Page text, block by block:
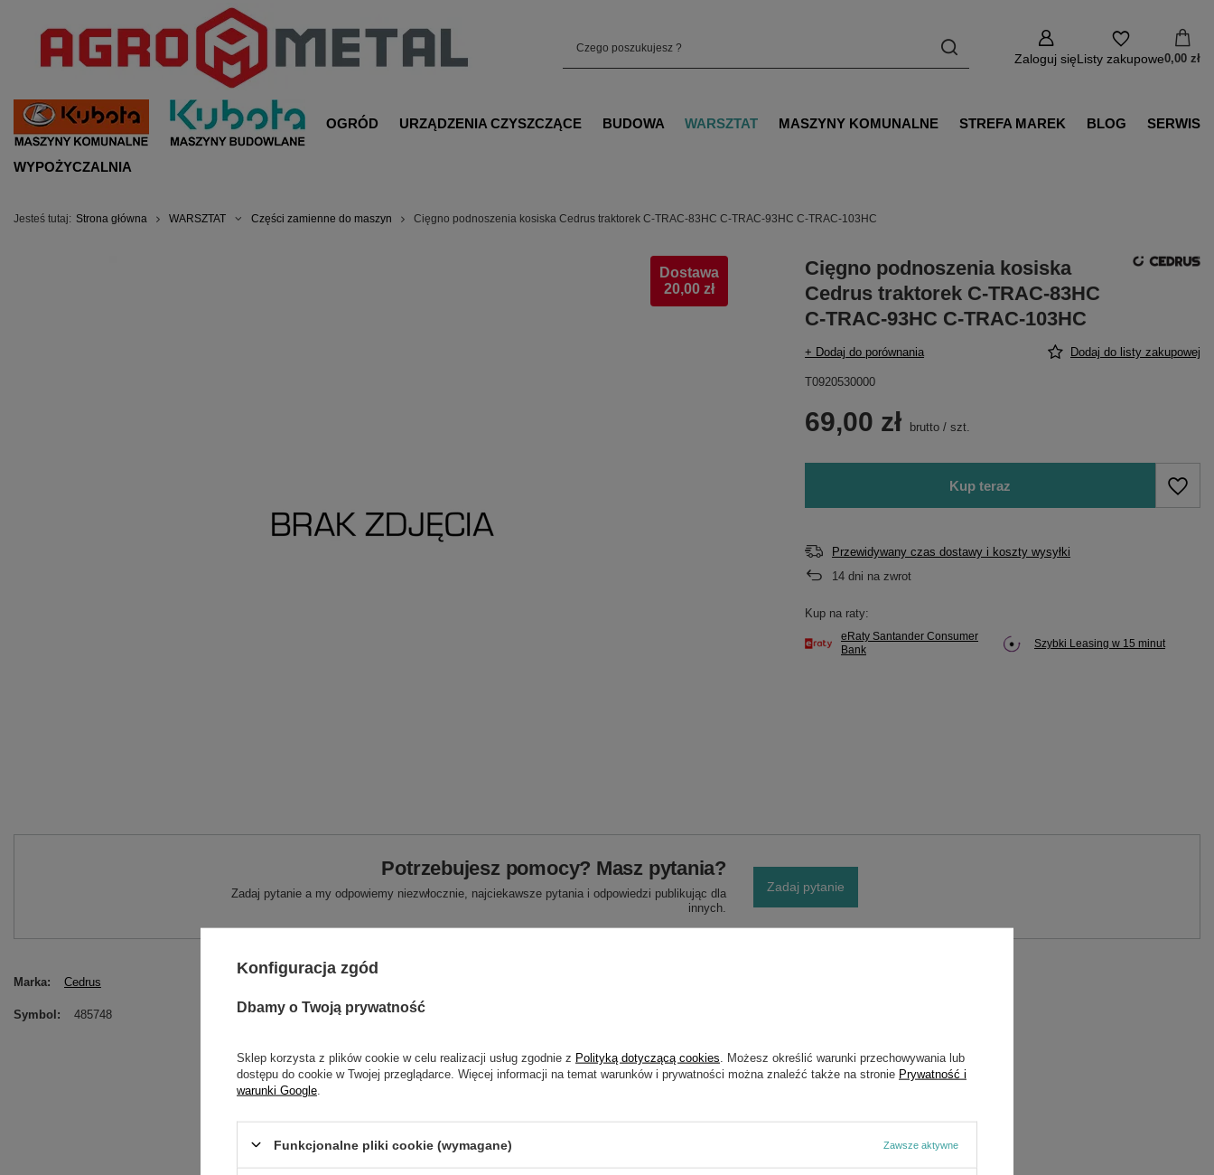
Zaloguj sięListy zakupowe0,00 zł
OGRÓD URZĄDZENIA CZYSZCZĄCE BUDOWA WARSZTAT MASZYNY KOMUNALNE STREFA MAREK BLOG SERWIS
WYPOŻYCZALNIA
Jesteś tutaj: Strona główna WARSZTAT Części zamienne do maszyn Cięgno podnoszenia kosiska Cedrus traktorek C-TRAC-83HC C-TRAC-93HC C-TRAC-103HC
Dostawa
20,00 zł
Cięgno podnoszenia kosiska
Cedrus traktorek C-TRAC-83HC
C-TRAC-93HC C-TRAC-103HC
+ Dodaj do porównania Dodaj do listy zakupowej
T0920530000
69,00 zł brutto /szt.
Kup teraz
Przewidywany czas dostawy i koszty wysyłki
14 dni na zwrot
Kup na raty:
eRaty Santander Consumer
Bank
Szybki Leasing w 15 minut
Potrzebujesz pomocy? Masz pytania?
Zadaj pytanie a my odpowiemy niezwłocznie, najciekawsze pytania i odpowiedzi publikując dla
innych.
Zadaj pytanie
Marka Cedrus
Symbol 485748
Konfiguracja zgód
Dbamy o Twoją prywatność
Sklep korzysta z plików cookie w celu realizacji usług zgodnie z Polityką dotyczącą cookies . Możesz określić warunki przechowywania lub
dostępu do cookie w Twojej przeglądarce. Więcej informacji na temat warunków i prywatności można znaleźć także na stronie Prywatność i
warunki Google
Funkcjonalne pliki cookie (wymagane) Zawsze aktywne